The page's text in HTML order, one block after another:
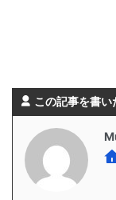
この記事を書い